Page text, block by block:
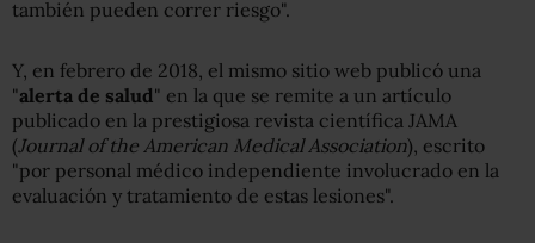
también pueden correr riesgo".
Y, en febrero de 2018, el mismo sitio web publicó una
"alerta de salud" en la que se remite a un artículo
publicado en la prestigiosa revista científica JAMA
(Journal of the American Medical Association), escrito
"por personal médico independiente involucrado en la
evaluación y tratamiento de estas lesiones".